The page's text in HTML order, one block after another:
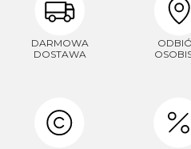
DARMOWA
DOSTAWA